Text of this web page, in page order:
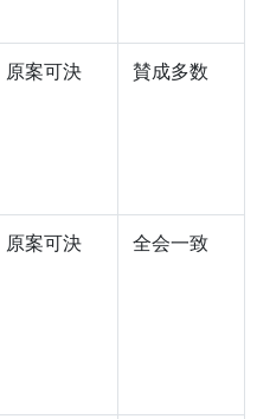
原案可決 賛成多数
原案可決 全会一致